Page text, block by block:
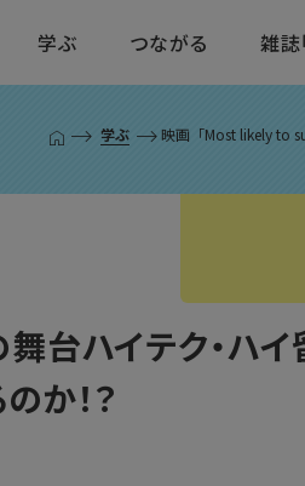
学ぶ つながる 雑誌
T
学ぶ 映画「Most likely to
台ハイテク・ハ
か！？